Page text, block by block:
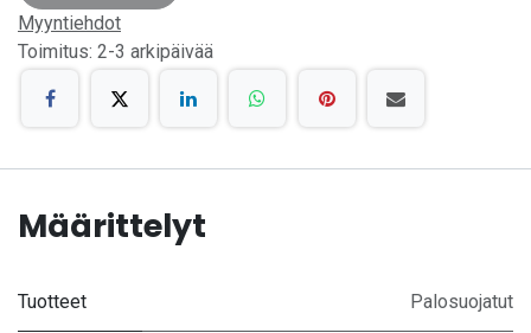
Myyntiehdot
Toimitus: 2-3 arkipäivää
Määrittelyt
Tuotteet Palosuojatut